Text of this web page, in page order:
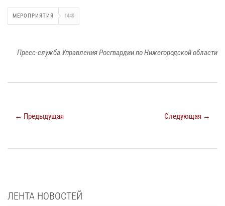
МЕРОПРИЯТИЯ 1449
Пресс-служба Управления Росгвардии по Нижегородской области
← Предыдущая Следующая →
ЛЕНТА НОВОСТЕЙ